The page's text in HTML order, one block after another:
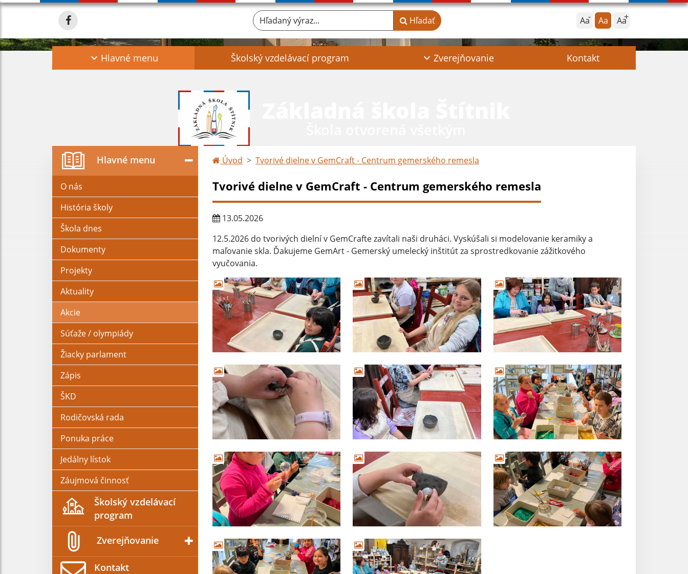
Aa Aa Aa
Hľadaný výraz... Hľadať
Hlavné menu Školský vzdelávací program Zverejňovanie Kontakt
Hlavné menu
O nás
História školy
Škola dnes
Dokumenty
Projekty
Aktuality
Akcie
Súťaže / olympiády
Žiacky parlament
Zápis
ŠKD
Rodičovská rada
Ponuka práce
Jedálny lístok
Záujmová činnosť
Školský vzdelávací
program
Zverejňovanie
Kontakt
Úvod Tvorivé dielne v GemCraft - Centrum gemerského remesla
Tvorivé dielne v GemCraft - Centrum gemerského remesla
13.05.2026
12.5.2026 do tvorivých dielní v GemCrafte zavítali naši druháci. Vyskúšali si modelovanie keramiky a
maľovanie skla. Ďakujeme GemArt - Gemerský umelecký inštitút za sprostredkovanie zážitkového
vyučovania.